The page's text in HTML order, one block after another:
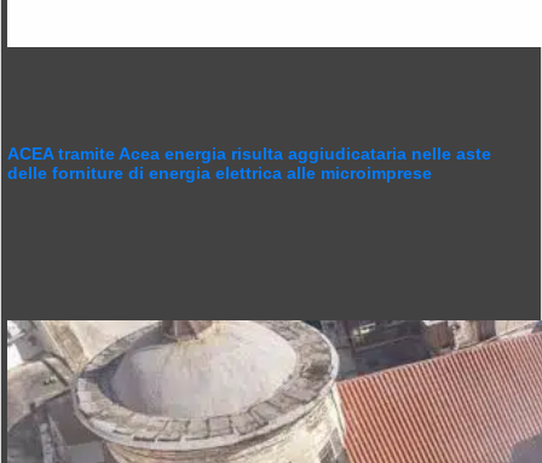
ACEA tramite Acea energia risulta aggiudicataria nelle aste
delle forniture di energia elettrica alle microimprese